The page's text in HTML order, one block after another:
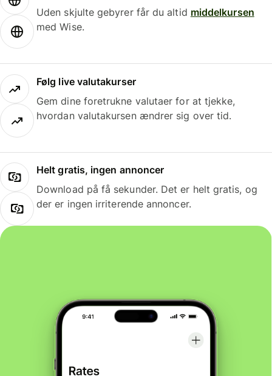
Uden skjulte gebyrer får du altid middelkursen
med Wise.
Følg live valutakurser
Gem dine foretrukne valutaer for at tjekke,
hvordan valutakursen ændrer sig over tid.
Helt gratis, ingen annoncer
Download på få sekunder. Det er helt gratis, og
der er ingen irriterende annoncer.